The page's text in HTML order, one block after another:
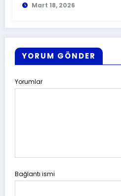
Mart 18, 2026
YORUM GÖNDER
Yorumlar
Bağlantı ismi